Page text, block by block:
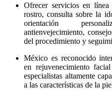
Ofrecer servicios en
rostro, consulta sobre la
orientación
antienvejecimiento,
del procedimiento y
México es reconocido
en rejuvenecimiento
especialistas altamente
a las características de la